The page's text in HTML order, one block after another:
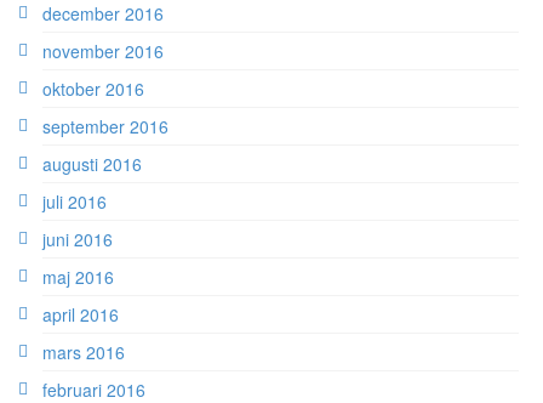
december 2016
november 2016
oktober 2016
september 2016
augusti 2016
juli 2016
juni 2016
maj 2016
april 2016
mars 2016
februari 2016